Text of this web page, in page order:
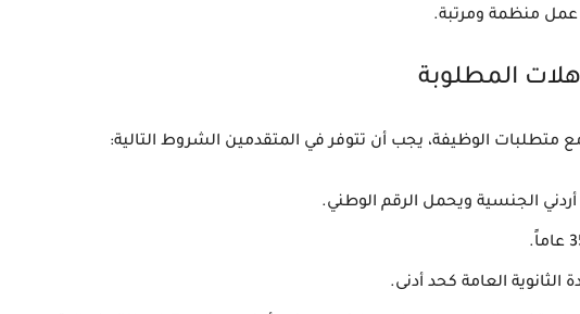
عمل منظمة ومرتبة.
المطلوبة
الوظيفة، يجب أن تتوفر في المتقدمين الشروط التالية:
الجنسية ويحمل الرقم الوطني.
العامة كحد أدنى.